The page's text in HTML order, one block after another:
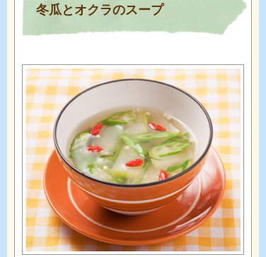
冬瓜とオクラのスープ